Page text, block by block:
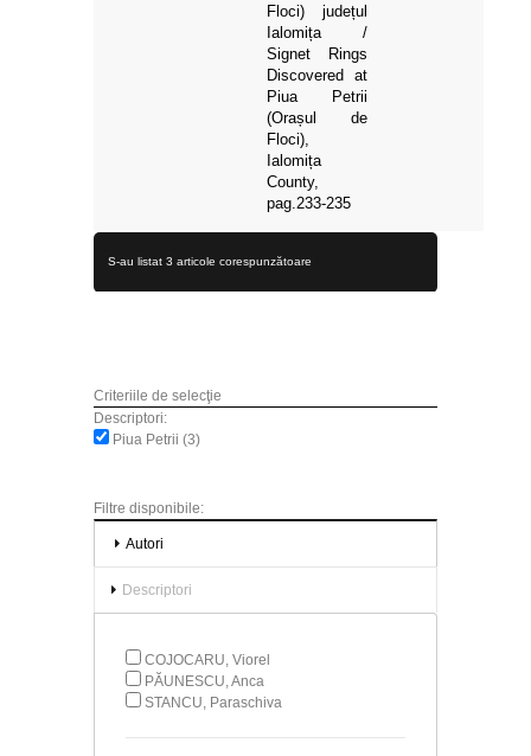
Floci) județul
Ialomița /
Signet Rings
Discovered at
Piua Petrii
(Orașul de
Floci),
Ialomița
County,
pag.233-235
S-au listat 3 articole corespunzătoare
Criteriile de selecţie
Descriptori:
Piua Petrii (3)
Filtre disponibile:
Autori
Descriptori
COJOCARU, Viorel
PĂUNESCU, Anca
STANCU, Paraschiva